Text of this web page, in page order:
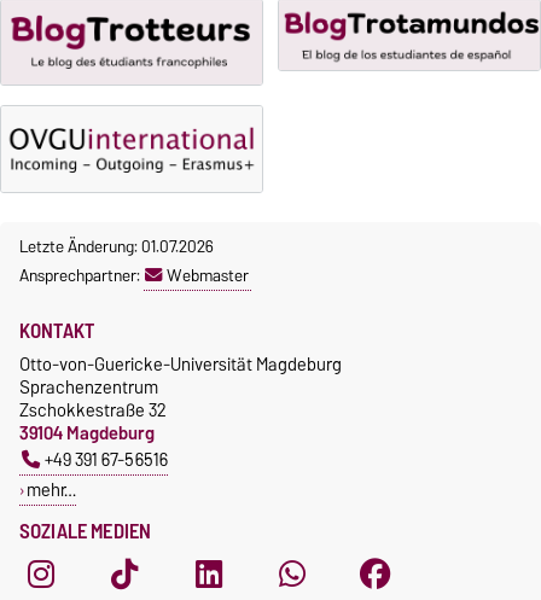
Anmeldung
Gebührenbefreiung bei
Incomings
Letzte Änderung: 01.07.2026
Ansprechpartner:
Webmaster
SOZIALE MEDIEN
KONTAKT
Otto-von-Guericke-Universität Magdeburg
Sprachenzentrum
Zschokkestraße 32
39104 Magdeburg
+49 391 67-56516
mehr…